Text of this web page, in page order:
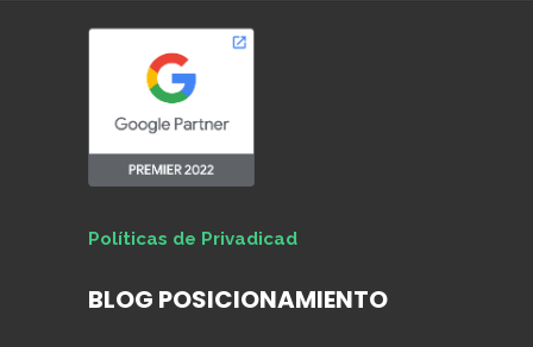
Políticas de Privadicad
BLOG POSICIONAMIENTO